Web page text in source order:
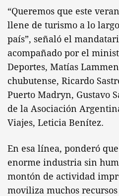
“Queremos que este
llene de turismo a lo
país”, señaló el
acompañado por el
Deportes, Matías
chubutense, Ricardo
Puerto Madryn, Gustavo
de la Asociación
Viajes, Leticia Benítez.
En esa línea, ponderó
enorme industria sin
montón de actividad
moviliza muchos